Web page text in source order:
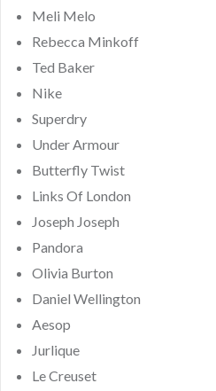
Meli Melo
Rebecca Minkoff
Ted Baker
Nike
Superdry
Under Armour
Butterfly Twist
Links Of London
Joseph Joseph
Pandora
Olivia Burton
Daniel Wellington
Aesop
Jurlique
Le Creuset